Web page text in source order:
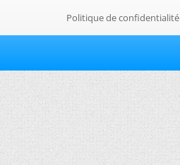
Politique de confidentialité